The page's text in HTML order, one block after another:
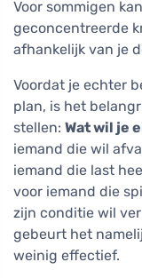
Voor sommigen
geconcentreerde
afhankelijk van je
Voordat je echter
plan, is het
stellen: Wat wil je
iemand die wil
iemand die last
voor iemand die
zijn conditie wil
gebeurt het
weinig effectief.